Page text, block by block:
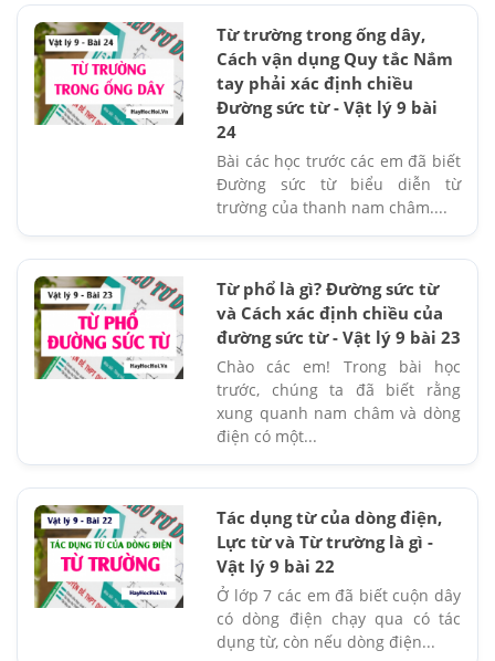
Từ trường trong ống dây,
Cách vận dụng Quy tắc Nắm
tay phải xác định chiều
Đường sức từ - Vật lý 9 bài
24
Bài các học trước các em đã biết
Đường sức từ biểu diễn từ
trường của thanh nam châm....
Từ phổ là gì? Đường sức từ
và Cách xác định chiều của
đường sức từ - Vật lý 9 bài 23
Chào các em! Trong bài học
trước, chúng ta đã biết rằng
xung quanh nam châm và dòng
điện có một...
Tác dụng từ của dòng điện,
Lực từ và Từ trường là gì -
Vật lý 9 bài 22
Ở lớp 7 các em đã biết cuộn dây
có dòng điện chạy qua có tác
dụng từ, còn nếu dòng điện...